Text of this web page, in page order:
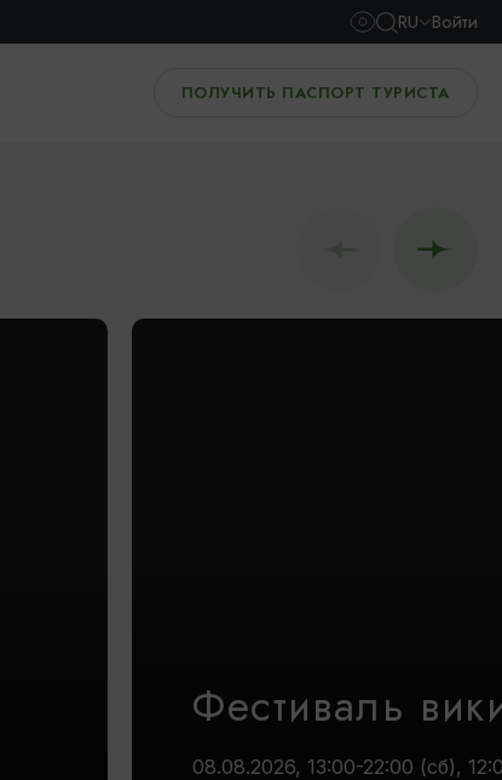
RU Войти
ПОЛУЧИТЬ ПАСПОРТ ТУРИСТА
Фестиваль
08.08.2026, 13:00-22:00 (сб),